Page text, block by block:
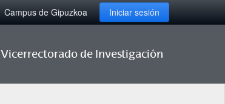
Campus de Gipuzkoa Iniciar sesión
Vicerrectorado de Investigación